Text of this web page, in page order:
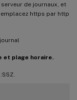
de journaux, et
https par http
et plage horaire.